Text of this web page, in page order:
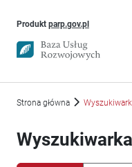
Produkt parp.gov.plUwaga,
Strona główna